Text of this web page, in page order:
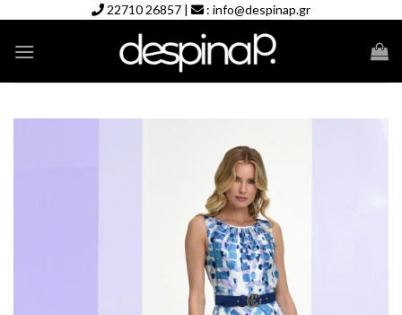
content
22710 26857 | : info@despinap.gr